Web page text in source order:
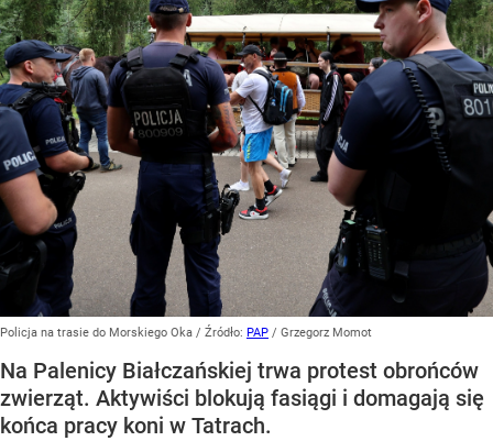
Policja na trasie do Morskiego Oka / Źródło: PAP / Grzegorz Momot
Na Palenicy Białczańskiej trwa protest obrońców
zwierząt. Aktywiści blokują fasiągi i domagają się
końca pracy koni w Tatrach.